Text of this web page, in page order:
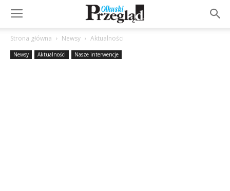
Strona główna Newsy Aktualności
Newsy Aktualności Nasze interwencje